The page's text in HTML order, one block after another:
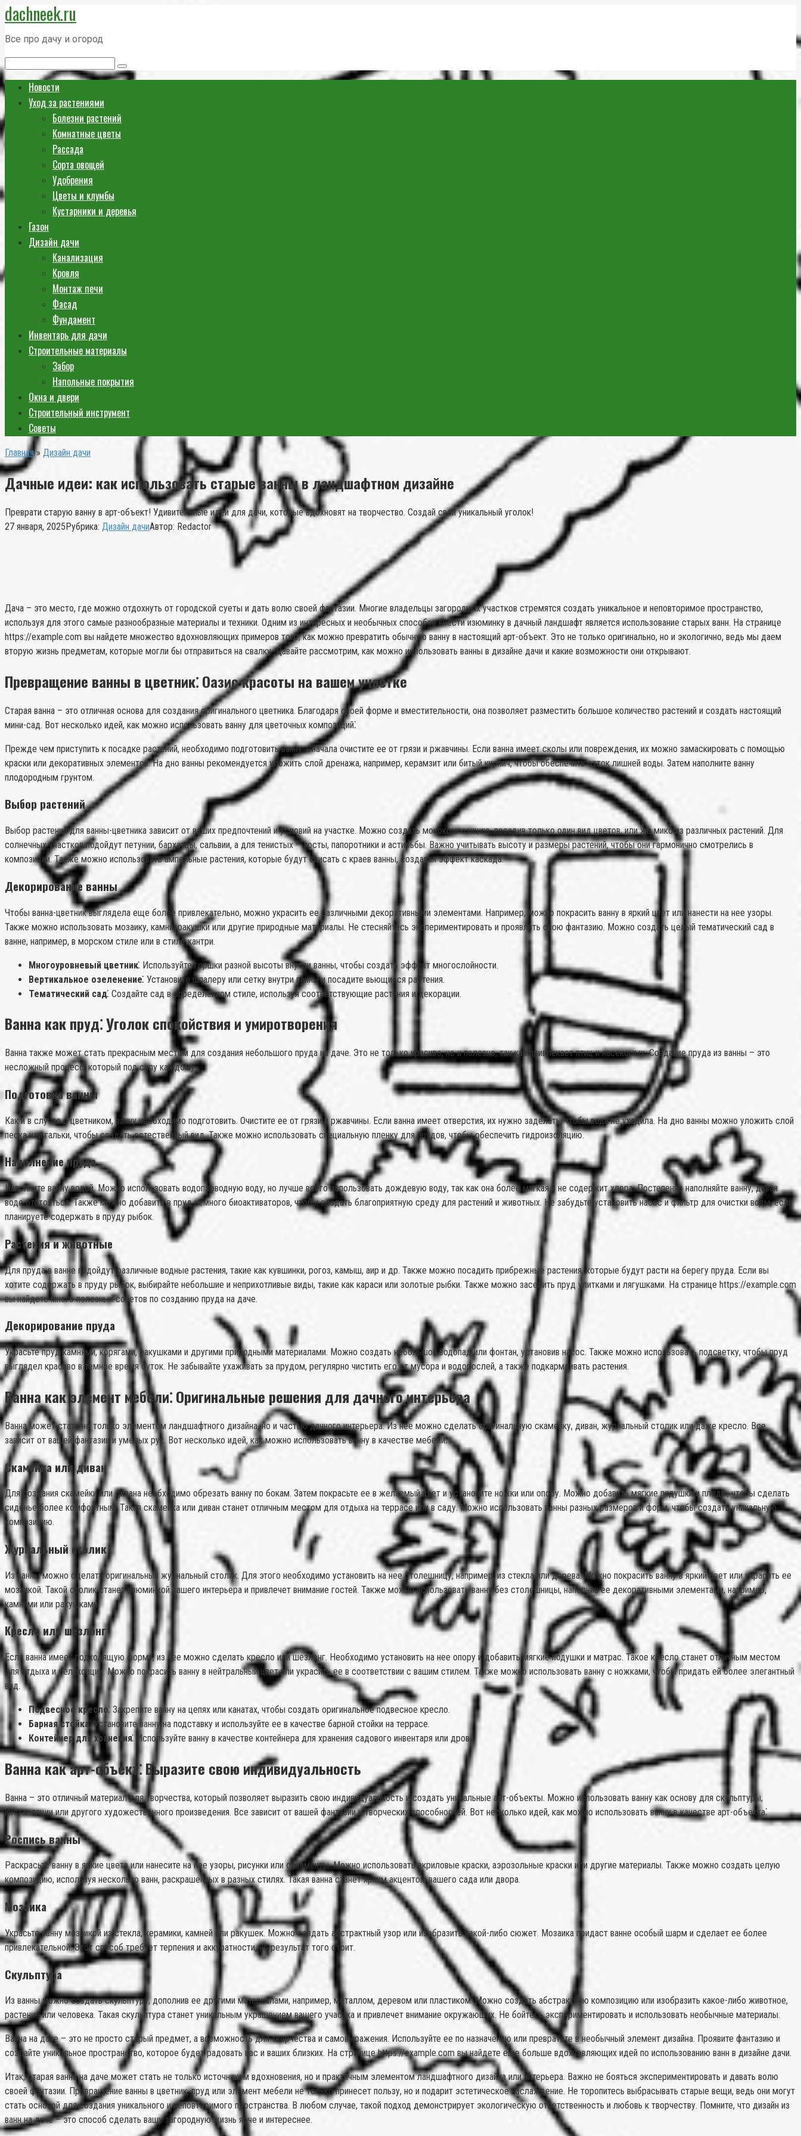
Перейти
к
контенту
dachneek.ru
Все про дачу и огород
Новости
Уход за растениями
Болезни растений
Комнатные цветы
Рассада
Сорта овощей
Удобрения
Цветы и клумбы
Кустарники и деревья
Газон
Дизайн дачи
Канализация
Кровля
Монтаж печи
Фасад
Фундамент
Инвентарь для дачи
Строительные материалы
Забор
Напольные покрытия
Окна и двери
Строительный инструмент
Советы
Главная » Дизайн дачи
Дачные идеи: как использовать старые ванны в ландшафтном дизайне
Преврати старую ванну в арт-объект! Удивительные идеи для дачи, которые вдохновят на творчество. Создай свой уникальный уголок!
27 января, 2025Рубрика: Дизайн дачиАвтор: Redactor
Дача – это место, где можно отдохнуть от городской суеты и дать волю своей фантазии. Многие владельцы загородных участков стремятся создать уникальное и неповторимое пространство,
используя для этого самые разнообразные материалы и техники. Одним из интересных и необычных способов внести изюминку в дачный ландшафт является использование старых ванн. На странице
https://example.com вы найдете множество вдохновляющих примеров того, как можно превратить обычную ванну в настоящий арт-объект. Это не только оригинально, но и экологично, ведь мы даем
вторую жизнь предметам, которые могли бы отправиться на свалку. Давайте рассмотрим, как можно использовать ванны в дизайне дачи и какие возможности они открывают.
Превращение ванны в цветник⁚ Оазис красоты на вашем участке
Старая ванна – это отличная основа для создания оригинального цветника. Благодаря своей форме и вместительности, она позволяет разместить большое количество растений и создать настоящий
мини-сад. Вот несколько идей, как можно использовать ванну для цветочных композиций⁚
Прежде чем приступить к посадке растений, необходимо подготовить ванну. Сначала очистите ее от грязи и ржавчины. Если ванна имеет сколы или повреждения, их можно замаскировать с помощью
краски или декоративных элементов. На дно ванны рекомендуется уложить слой дренажа, например, керамзит или битый кирпич, чтобы обеспечить отток лишней воды. Затем наполните ванну
плодородным грунтом.
Выбор растений
Выбор растений для ванны-цветника зависит от ваших предпочтений и условий на участке. Можно создать монокомпозицию, посадив только один вид цветов, или же микс из различных растений. Для
солнечных участков подойдут петунии, бархатцы, сальвии, а для тенистых – хосты, папоротники и астильбы. Важно учитывать высоту и размеры растений, чтобы они гармонично смотрелись в
композиции. Также можно использовать ампельные растения, которые будут свисать с краев ванны, создавая эффект каскада.
Декорирование ванны
Чтобы ванна-цветник выглядела еще более привлекательно, можно украсить ее различными декоративными элементами. Например, можно покрасить ванну в яркий цвет или нанести на нее узоры.
Также можно использовать мозаику, камни, ракушки или другие природные материалы. Не стесняйтесь экспериментировать и проявлять свою фантазию. Можно создать целый тематический сад в
ванне, например, в морском стиле или в стиле кантри.
Многоуровневый цветник⁚ Используйте горшки разной высоты внутри ванны, чтобы создать эффект многослойности.
Вертикальное озеленение⁚ Установите шпалеру или сетку внутри ванны и посадите вьющиеся растения.
Тематический сад⁚ Создайте сад в определенном стиле, используя соответствующие растения и декорации.
Ванна как пруд⁚ Уголок спокойствия и умиротворения
Ванна также может стать прекрасным местом для создания небольшого пруда на даче. Это не только красиво, но и полезно, так как привлекает птиц и насекомых. Создание пруда из ванны – это
несложный процесс, который под силу каждому.
Подготовка ванны
Как и в случае с цветником, ванну необходимо подготовить. Очистите ее от грязи и ржавчины. Если ванна имеет отверстия, их нужно заделать, чтобы вода не уходила. На дно ванны можно уложить слой
песка или гальки, чтобы создать естественный вид. Также можно использовать специальную пленку для прудов, чтобы обеспечить гидроизоляцию.
Наполнение пруда
Наполните ванну водой. Можно использовать водопроводную воду, но лучше всего использовать дождевую воду, так как она более мягкая и не содержит хлора. Постепенно наполняйте ванну, давая
воде отстояться. Также можно добавить в пруд немного биоактиваторов, чтобы создать благоприятную среду для растений и животных. Не забудьте установить насос и фильтр для очистки воды, если
планируете содержать в пруду рыбок.
Растения и животные
Для пруда в ванне подойдут различные водные растения, такие как кувшинки, рогоз, камыш, аир и др. Также можно посадить прибрежные растения, которые будут расти на берегу пруда. Если вы
хотите содержать в пруду рыбок, выбирайте небольшие и неприхотливые виды, такие как караси или золотые рыбки. Также можно заселить пруд улитками и лягушками. На странице https://example.com
вы найдете много полезных советов по созданию пруда на даче.
Декорирование пруда
Украсьте пруд камнями, корягами, ракушками и другими природными материалами. Можно создать небольшой водопад или фонтан, установив насос. Также можно использовать подсветку, чтобы пруд
выглядел красиво в темное время суток. Не забывайте ухаживать за прудом, регулярно чистить его от мусора и водорослей, а также подкармливать растения.
Ванна как элемент мебели⁚ Оригинальные решения для дачного интерьера
Ванна может стать не только элементом ландшафтного дизайна, но и частью дачного интерьера. Из нее можно сделать оригинальную скамейку, диван, журнальный столик или даже кресло. Все
зависит от вашей фантазии и умелых рук. Вот несколько идей, как можно использовать ванну в качестве мебели⁚
Скамейка или диван
Для создания скамейки или дивана необходимо обрезать ванну по бокам. Затем покрасьте ее в желаемый цвет и установите ножки или опору. Можно добавить мягкие подушки и пледы, чтобы сделать
сиденье более комфортным. Такая скамейка или диван станет отличным местом для отдыха на террасе или в саду. Можно использовать ванны разных размеров и форм, чтобы создать уникальную
композицию.
Журнальный столик
Из ванны можно сделать оригинальный журнальный столик. Для этого необходимо установить на нее столешницу, например, из стекла или дерева. Можно покрасить ванну в яркий цвет или украсить ее
мозаикой. Такой столик станет изюминкой вашего интерьера и привлечет внимание гостей. Также можно использовать ванну без столешницы, наполнив ее декоративными элементами, например,
камнями или ракушками.
Кресло или шезлонг
Если ванна имеет подходящую форму, из нее можно сделать кресло или шезлонг. Необходимо установить на нее опору и добавить мягкие подушки и матрас. Такое кресло станет отличным местом
для отдыха и релаксации. Можно покрасить ванну в нейтральный цвет или украсить ее в соответствии с вашим стилем. Также можно использовать ванну с ножками, чтобы придать ей более элегантный
вид.
Подвесное кресло⁚ Закрепите ванну на цепях или канатах, чтобы создать оригинальное подвесное кресло.
Барная стойка⁚Установите ванну на подставку и используйте ее в качестве барной стойки на террасе.
Контейнер для хранения⁚ Используйте ванну в качестве контейнера для хранения садового инвентаря или дров.
Ванна как арт-объект⁚ Выразите свою индивидуальность
Ванна – это отличный материал для творчества, который позволяет выразить свою индивидуальность и создать уникальные арт-объекты. Можно использовать ванну как основу для скульптуры,
инсталляции или другого художественного произведения. Все зависит от вашей фантазии и творческих способностей. Вот несколько идей, как можно использовать ванну в качестве арт-объекта⁚
Роспись ванны
Раскрасьте ванну в яркие цвета или нанесите на нее узоры, рисунки или орнаменты. Можно использовать акриловые краски, аэрозольные краски или другие материалы. Также можно создать целую
композицию, используя несколько ванн, раскрашенных в разных стилях. Такая ванна станет ярким акцентом вашего сада или двора.
Мозаика
Украсьте ванну мозаикой из стекла, керамики, камней или ракушек. Можно создать абстрактный узор или изобразить какой-либо сюжет. Мозаика придаст ванне особый шарм и сделает ее более
привлекательной. Этот способ требует терпения и аккуратности, но результат того стоит.
Скульптура
Из ванны можно создать скульптуру, дополнив ее другими материалами, например, металлом, деревом или пластиком. Можно создать абстрактную композицию или изобразить какое-либо животное,
растение или человека. Такая скульптура станет уникальным украшением вашего участка и привлечет внимание окружающих. Не бойтесь экспериментировать и использовать необычные материалы.
Ванна на даче – это не просто старый предмет, а возможность для творчества и самовыражения. Используйте ее по назначению или превратите в необычный элемент дизайна. Проявите фантазию и
создайте уникальное пространство, которое будет радовать вас и ваших близких. На странице https://example.com вы найдете еще больше вдохновляющих идей по использованию ванн в дизайне дачи.
Итак, старая ванна на даче может стать не только источником вдохновения, но и практичным элементом ландшафтного дизайна или интерьера. Важно не бояться экспериментировать и давать волю
своей фантазии. Превращение ванны в цветник, пруд или элемент мебели не только принесет пользу, но и подарит эстетическое наслаждение. Не торопитесь выбрасывать старые вещи, ведь они могут
стать основой для создания уникального и неповторимого пространства. В любом случае, такой подход демонстрирует экологическую ответственность и любовь к творчеству. Помните, что дизайн из
ванн на даче – это способ сделать вашу загородную жизнь ярче и интереснее.